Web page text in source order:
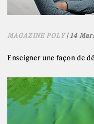
MAGAZINE POLY| 14
Enseigner une façon de